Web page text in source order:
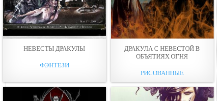
НЕВЕСТЫ ДРАКУЛЫ
ФЭНТЕЗИ
ДРАКУЛА С НЕВЕСТОЙ В
ОБЪЯТИЯХ ОГНЯ
РИСОВАННЫЕ